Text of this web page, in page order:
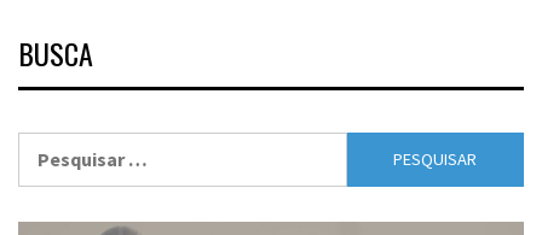
BUSCA
por: